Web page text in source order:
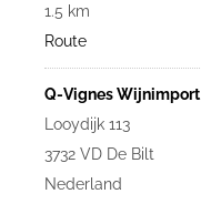
1.5 km
Route
Q-Vignes Wijnimport
Looydijk 113
3732 VD De Bilt
Nederland